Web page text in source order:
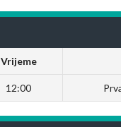
Vrijeme
12:00